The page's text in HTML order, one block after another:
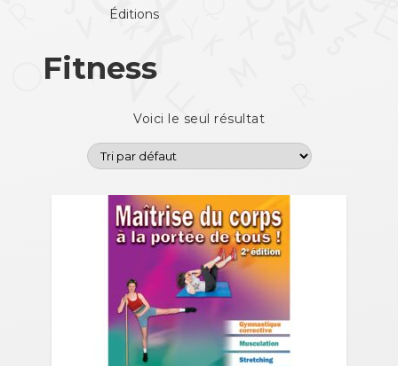
Éditions
Fitness
Voici le seul résultat